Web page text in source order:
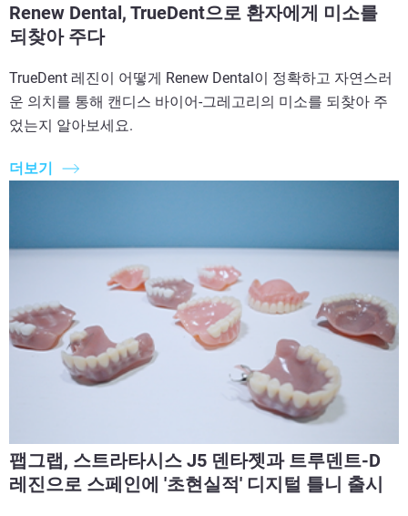
Renew Dental, TrueDent으로 환자에게 미소를
되찾아 주다
TrueDent 레진이 어떻게 Renew Dental이 정확하고 자연스러
운 의치를 통해 캔디스 바이어-그레고리의 미소를 되찾아 주
었는지 알아보세요.
더보기
팹그랩, 스트라타시스 J5 덴타젯과 트루덴트-D
레진으로 스페인에 '초현실적' 디지털 틀니 출시